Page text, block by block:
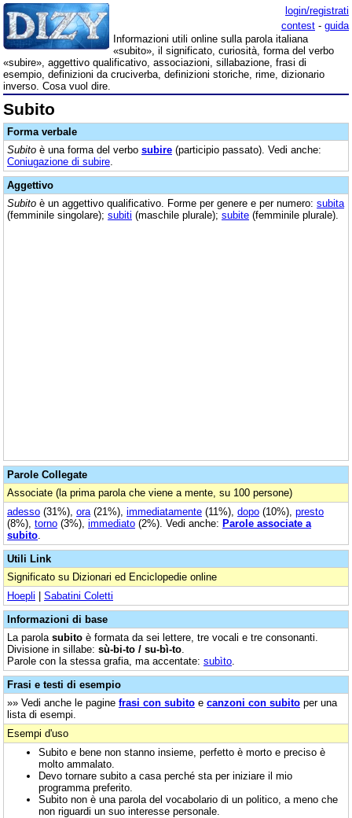
login/registrati
contest - guida
Informazioni utili online sulla parola italiana
«subito», il significato, curiosità, forma del verbo
«subire», aggettivo qualificativo, associazioni, sillabazione, frasi di
esempio, definizioni da cruciverba, definizioni storiche, rime, dizionario
inverso. Cosa vuol dire.
Subito
Forma verbale
Subito è una forma del verbo subire (participio passato). Vedi anche:
Coniugazione di subire
Aggettivo
Subito è un aggettivo qualificativo. Forme per genere e per numero: subita
(femminile singolare); subiti (maschile plurale); subite (femminile plurale).
Parole Collegate
Associate (la prima parola che viene a mente, su 100 persone)
adesso (31%), ora (21%), immediatamente (11%), dopo (10%), presto
(8%), torno (3%), immediato (2%). Vedi anche: Parole associate a
subito
Utili Link
Significato su Dizionari ed Enciclopedie online
Hoepli | Sabatini Coletti
Informazioni di base
La parola subito è formata da sei lettere, tre vocali e tre consonanti.
Divisione in sillabe: sù-bi-to / su-bì-to
Parole con la stessa grafia, ma accentate: subìto
Frasi e testi di esempio
»» Vedi anche le pagine frasi con subito e canzoni con subito per una
lista di esempi.
Esempi d'uso
Subito e bene non stanno insieme, perfetto è morto e preciso è
molto ammalato.
Devo tornare subito a casa perché sta per iniziare il mio
programma preferito.
Subito non è una parola del vocabolario di un politico, a meno che
non riguardi un suo interesse personale.